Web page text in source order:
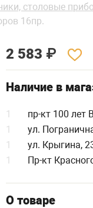
столовые
16пр.
2 583 ₽
Наличие в
1
пр-кт 100 лет
1
ул.
1
ул. Крыгина,
1
Пр-кт
О товаре